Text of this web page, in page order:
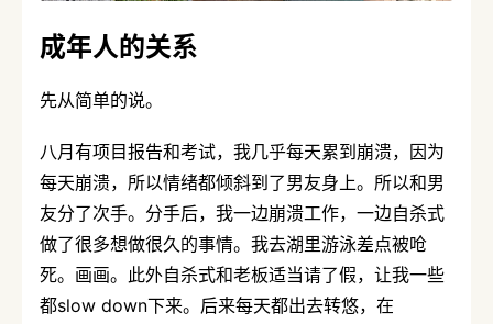
成年人的关系
先从简单的说。
八月有项目报告和考试，我几乎每天累到崩溃，因为
每天崩溃，所以情绪都倾斜到了男友身上。所以和男
友分了次手。分手后，我一边崩溃工作，一边自杀式
做了很多想做很久的事情。我去湖里游泳差点被呛
死。画画。此外自杀式和老板适当请了假，让我一些
都slow down下来。后来每天都出去转悠，在